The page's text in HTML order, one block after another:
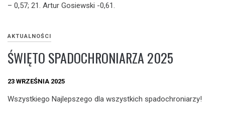
– 0,57; 21. Artur Gosiewski -0,61.
AKTUALNOŚCI
ŚWIĘTO SPADOCHRONIARZA 2025
23 WRZEŚNIA 2025
Wszystkiego Najlepszego dla wszystkich spadochroniarzy!